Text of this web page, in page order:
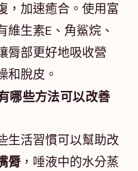
，加速癒合。使用富
生素E、角鯊烷、
脣部更好地吸收營
和脫皮。
哪些方法可以改善
生活習慣可以幫助改
脣，唾液中的水分蒸